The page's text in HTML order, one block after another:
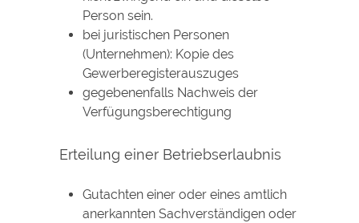
Person sein.
bei juristischen Personen
(Unternehmen): Kopie des
Gewerberegisterauszuges
gegebenenfalls Nachweis der
Verfügungsberechtigung
Erteilung einer Betriebserlaubnis
Gutachten einer oder eines amtlich
anerkannten Sachverständigen oder